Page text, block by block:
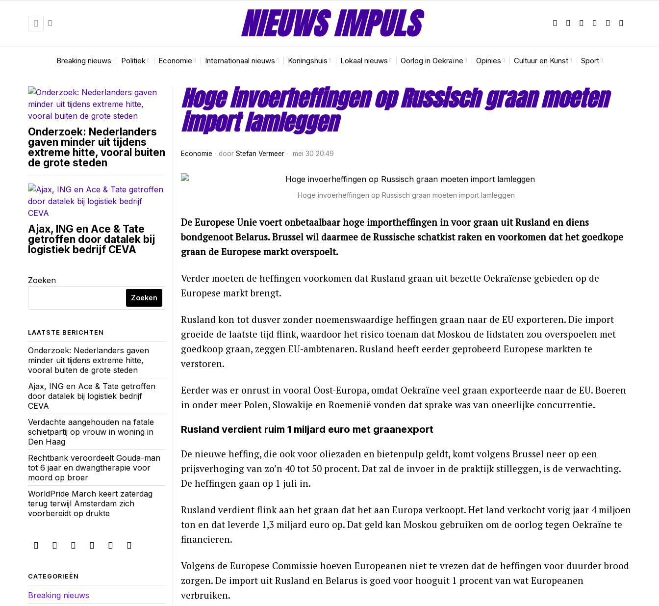
NIEUWS IMPULS
Breaking nieuws Politiek Economie Internationaal nieuws Koningshuis Lokaal nieuws Oorlog in Oekraïne Opinies Cultuur en Kunst Sport
Hoge invoerheffingen op Russisch graan moeten
import lamleggen
Economie door Stefan Vermeer mei 30 20:49
Hoge invoerheffingen op Russisch graan moeten import lamleggen
De Europese Unie voert onbetaalbaar hoge importheffingen in voor graan uit Rusland en diens
bondgenoot Belarus. Brussel wil daarmee de Russische schatkist raken en voorkomen dat het goedkope
graan de Europese markt overspoelt.
Verder moeten de heffingen voorkomen dat Rusland graan uit bezette Oekraïense gebieden op de
Europese markt brengt.
Rusland kon tot dusver zonder noemenswaardige heffingen graan naar de EU exporteren. Die import
groeide de laatste tijd flink, waardoor het risico toenam dat Moskou de lidstaten zou overspoelen met
goedkoop graan, zeggen EU-ambtenaren. Rusland heeft eerder geprobeerd Europese markten te
verstoren.
Eerder was er onrust in vooral Oost-Europa, omdat Oekraïne veel graan exporteerde naar de EU. Boeren
in onder meer Polen, Slowakije en Roemenië vonden dat sprake was van oneerlijke concurrentie.
Rusland verdient ruim 1 miljard euro met graanexport
De nieuwe heffing, die ook voor oliezaden en bietenpulp geldt, komt volgens Brussel neer op een
prijsverhoging van zo’n 40 tot 50 procent. Dat zal de invoer in de praktijk stilleggen, is de verwachting.
De heffingen gaan op 1 juli in.
Rusland verdient flink aan het graan dat het aan Europa verkoopt. Het land verkocht vorig jaar 4 miljoen
ton en dat leverde 1,3 miljard euro op. Dat geld kan Moskou gebruiken om de oorlog tegen Oekraïne te
financieren.
Volgens de Europese Commissie hoeven Europeanen niet te vrezen dat de heffingen voor duurder brood
zorgen. De import uit Rusland en Belarus is goed voor hooguit 1 procent van wat Europeanen
verbruiken.
Onderzoek: Nederlanders
gaven minder uit tijdens
extreme hitte, vooral buiten
de grote steden
Ajax, ING en Ace & Tate
getroffen door datalek bij
logistiek bedrijf CEVA
Zoeken
Zoeken
LAATSTE BERICHTEN
Onderzoek: Nederlanders gaven
minder uit tijdens extreme hitte,
vooral buiten de grote steden
Ajax, ING en Ace & Tate getroffen
door datalek bij logistiek bedrijf
CEVA
Verdachte aangehouden na fatale
schietpartij op vrouw in woning in
Den Haag
Rechtbank veroordeelt Gouda-man
tot 6 jaar en dwangtherapie voor
moord op broer
WorldPride March keert zaterdag
terug terwijl Amsterdam zich
voorbereidt op drukte
CATEGORIEËN
Breaking nieuws